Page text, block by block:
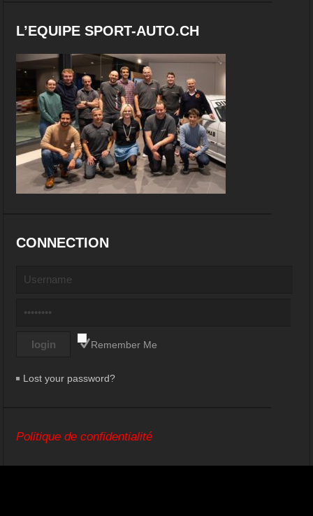
L’EQUIPE SPORT-AUTO.CH
CONNECTION
Remember Me
Lost your password?
Politique de confidentialité